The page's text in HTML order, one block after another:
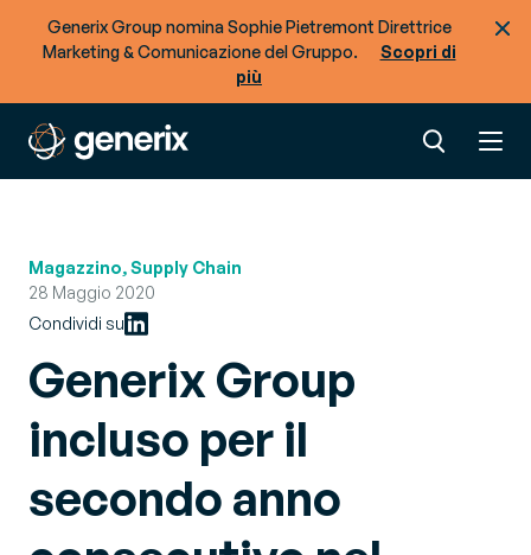
Generix Group nomina Sophie Pietremont Direttrice
Marketing & Comunicazione del Gruppo.
Scopri di
più
Magazzino, Supply Chain
28 Maggio 2020
Condividi su
Generix Group
incluso per il
secondo anno